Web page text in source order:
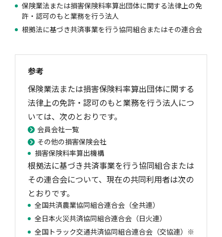
ペット保険
協会からのお知らせ
他の紛争解決機関等
保険業法または損害保険料率算出団体に関する法律上の免
許・認可のもと業務を行う法人
根拠法に基づき共済事業を行う協同組合またはその連合会
参考
保険業法または損害保険料率算出団体に関する
法律上の免許・認可のもと業務を行う法人につ
いては、次のとおりです。
会員会社一覧
その他の損害保険会社
損害保険料率算出機構
根拠法に基づき共済事業を行う協同組合または
その連合会について、現在の共同利用者は次の
とおりです。
全国共済農業協同組合連合会（全共連）
全日本火災共済協同組合連合会（日火連）
全国トラック交通共済協同組合連合会（交協連）※